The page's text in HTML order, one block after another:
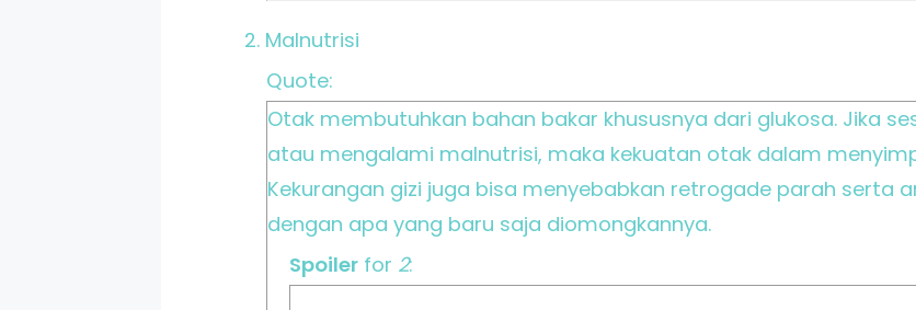
2. Malnutrisi
Quote:
Otak membutuhkan bahan bakar khususnya dari glukosa. Jika
atau mengalami malnutrisi, maka kekuatan otak dalam
Kekurangan gizi juga bisa menyebabkan retrogade parah serta
dengan apa yang baru saja diomongkannya.
Spoiler for 2: